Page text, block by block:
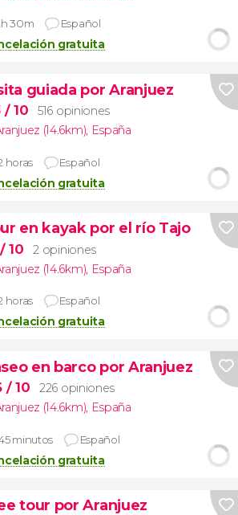
30m Español
gratuita
guiada por Aranjuez
/ 10
516 opiniones
(14.6km), España
horas Español
gratuita
en kayak por el río Tajo
/ 10
2 opiniones
(14.6km) España
horas Español
gratuita
en barco por Aranjuez
/ 10
226 opiniones
(14.6km), España
minutos Español
gratuita
tour por Aranjuez